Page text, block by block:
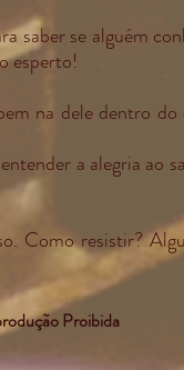
saber se alguém
esperto!
na dele dentro
a alegria ao
Como resistir?
Proibida